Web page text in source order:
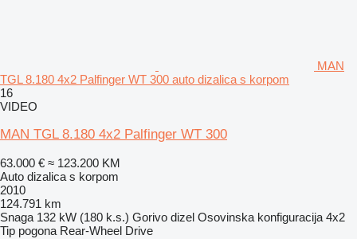
MAN
TGL 8.180 4x2 Palfinger WT 300 auto dizalica s korpom
16
VIDEO
MAN TGL 8.180 4x2 Palfinger WT 300
63.000 € ≈ 123.200 KM
Auto dizalica s korpom
2010
124.791 km
Snaga 132 kW (180 k.s.) Gorivo dizel Osovinska konfiguracija 4x2
Tip pogona Rear-Wheel Drive